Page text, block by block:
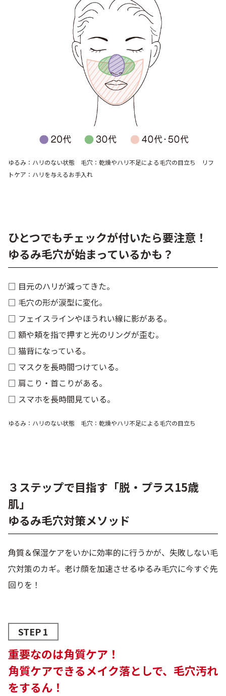
ゆるみ：ハリのない状態 毛穴：乾燥やハリ不足による毛穴の目立ち リフ
トケア：ハリを与えるお手入れ
ひとつでもチェックが付いたら要注意！
ゆるみ毛穴が始まっているかも？
□ 目元のハリが減ってきた。
□ 毛穴の形が涙型に変化。
□ フェイスラインやほうれい線に影がある。
□ 額や頬を指で押すと光のリングが歪む。
□ 猫背になっている。
□ マスクを長時間つけている。
□ 肩こり・首こりがある。
□ スマホを長時間見ている。
ゆるみ：ハリのない状態 毛穴：乾燥やハリ不足による毛穴の目立ち
３ステップで目指す「脱・プラス15歳
肌」
ゆるみ毛穴対策メソッド
角質＆保湿ケアをいかに効率的に行うかが、失敗しない毛
穴対策のカギ。老け顔を加速させるゆるみ毛穴に今すぐ先
回りを！
STEP 1
重要なのは角質ケア！
角質ケアできるメイク落としで、毛穴汚れ
をするん！